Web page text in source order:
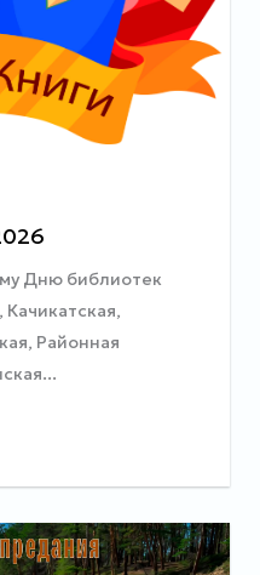
Дню библиотек
Районная